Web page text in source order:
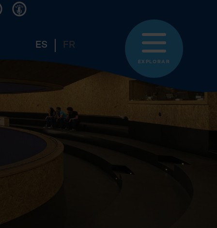
ES FR
EXPLORAR